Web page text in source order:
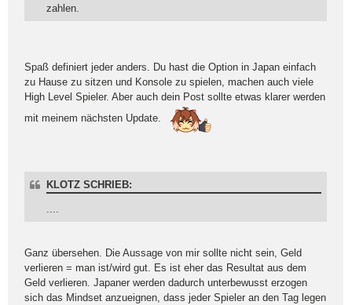
zahlen.
Spaß definiert jeder anders. Du hast die Option in Japan einfach
zu Hause zu sitzen und Konsole zu spielen, machen auch viele
High Level Spieler. Aber auch dein Post sollte etwas klarer werden
mit meinem nächsten Update.
KLOTZ SCHRIEB:
Ganz übersehen. Die Aussage von mir sollte nicht sein, Geld
verlieren = man ist/wird gut. Es ist eher das Resultat aus dem
Geld verlieren. Japaner werden dadurch unterbewusst erzogen
sich das Mindset anzueignen, dass jeder Spieler an den Tag legen